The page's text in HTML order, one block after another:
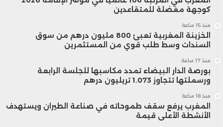
كوجهة مفضلة للمتقاعدين
منذ 15 ساعة
الخزينة المغربية تعبئ 800 مليون درهم من سوق
السندات وسط طلب قوي من المستثمرين
منذ 17 ساعة
بورصة الدار البيضاء تمدد مكاسبها للجلسة الرابعة
ورسملتها تتجاوز 1.073 تريليون درهم
منذ 18 ساعة
المغرب يرفع سقف طموحاته في صناعة الطيران ويستهدف
الأنشطة الأعلى قيمة